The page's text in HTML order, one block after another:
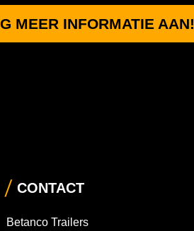
MEER INFORMATIE AAN!
CONTACT
Betanco Trailers